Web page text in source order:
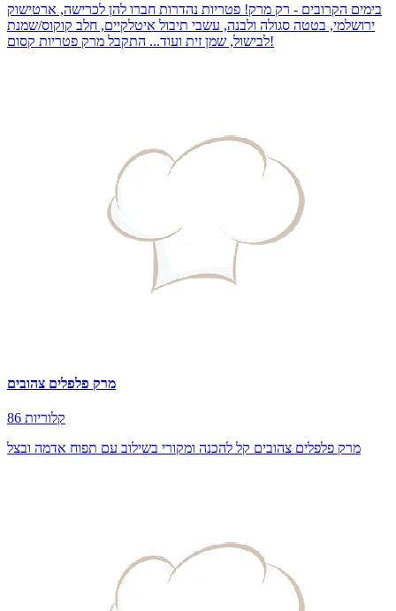
בימים הקרובים - רק מרק! פטריות נהדרות חברו להן לכרישה, ארטישוק
ירושלמי, בטטה סגולה ולבנה, עשבי תיבול איטלקיים, חלב קוקוס/שמנת
לבישול, שמן זית ועוד... התקבל מרק פטריות קסום!
מרק פלפלים צהובים
86 קלוריות
מרק פלפלים צהובים קל להכנה ומקורי בשילוב עם תפוח אדמה ובצל